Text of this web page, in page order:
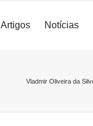
Artigos Notícias
Vladmir Oliveira da